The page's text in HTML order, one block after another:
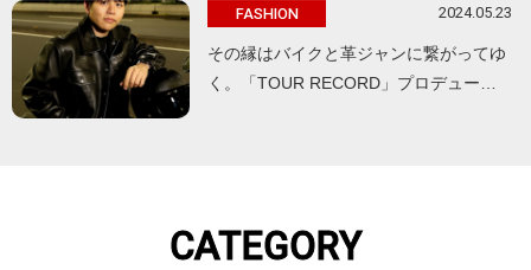
FASHION 2024.05.23
その縁はバイクと革ジャンに繋がってゆ
く。「TOUR RECORD」プロデュー…
CATEGORY